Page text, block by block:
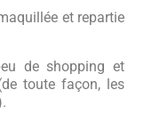
et repartie
de shopping et
toute façon, les